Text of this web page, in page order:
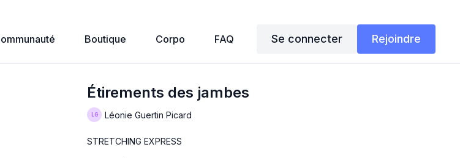
Boutique Corpo FAQ Se connecter Rejoindre
Étirements des jambes
Léonie Guertin Picard
STRETCHING EXPRESS